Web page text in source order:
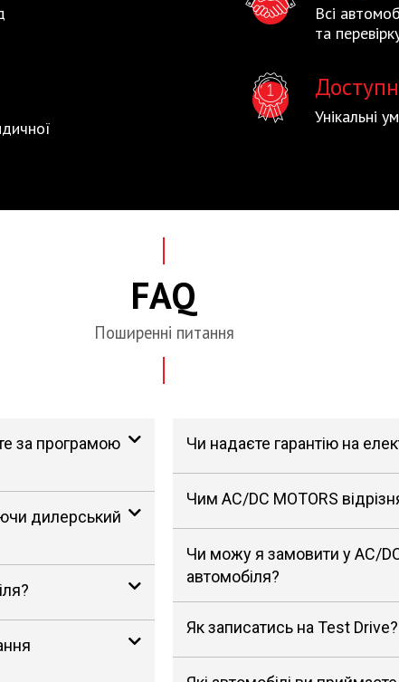
Всі
та
Унікальні
FAQ
Поширенні питання
за програмою
дилерський
Чи надаєте гарантію на
Чим AC/DC MOTORS
Чи можу я замовити у AC/
автомобіля?
Як записатись на Test Drive?